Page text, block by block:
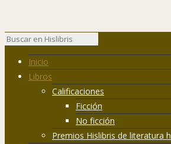
Inicio
Libros
Calificaciones
Ficción
No ficción
Premios Hislibris de literatura